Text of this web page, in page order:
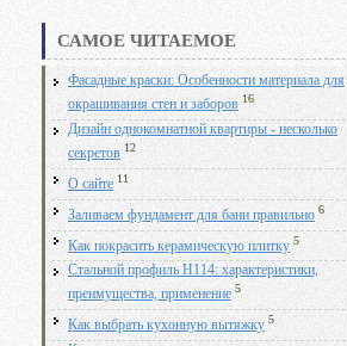
САМОЕ ЧИТАЕМОЕ
Фасадные краски: Особенности материала для
окрашивания стен и заборов 16
Дизайн однокомнатной квартиры - несколько
секретов 12
О сайте 11
Заливаем фундамент для бани правильно 6
Как покрасить керамическую плитку 5
Стальной профиль Н114: характеристики,
преимущества, применение 5
Как выбрать кухонную вытяжку 5